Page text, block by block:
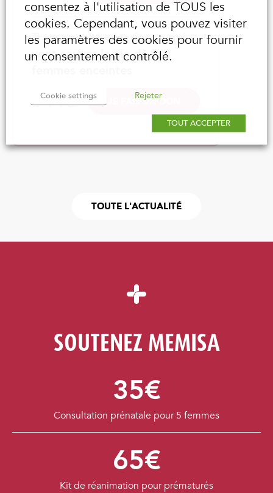
Transport et césarienne qui
vont sauver la vie de 3
144€ JE FAIS UN DON
TOUTE L'ACTUALITÉ
SOUTENEZ MEMISA
35€
Consultation prénatale pour 5 femmes
65€
Kit de réanimation pour prématurés
consentez à l'utilisation de TOUS les
cookies. Cependant, vous pouvez visiter
les paramètres des cookies pour fournir
un consentement contrôlé.
Cookie settings Rejeter
TOUT ACCEPTER